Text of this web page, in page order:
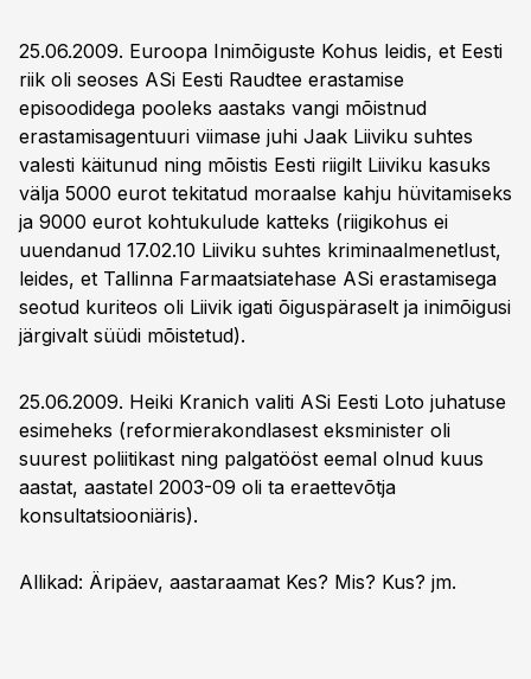
25.06.2009. Euroopa Inimõiguste Kohus leidis, et Eesti
riik oli seoses ASi Eesti Raudtee erastamise
episoodidega pooleks aastaks vangi mõistnud
erastamisagentuuri viimase juhi Jaak Liiviku suhtes
valesti käitunud ning mõistis Eesti riigilt Liiviku kasuks
välja 5000 eurot tekitatud moraalse kahju hüvitamiseks
ja 9000 eurot kohtukulude katteks (riigikohus ei
uuendanud 17.02.10 Liiviku suhtes kriminaalmenetlust,
leides, et Tallinna Farmaatsiatehase ASi erastamisega
seotud kuriteos oli Liivik igati õiguspäraselt ja inimõigusi
järgivalt süüdi mõistetud).
25.06.2009. Heiki Kranich valiti ASi Eesti Loto juhatuse
esimeheks (reformierakondlasest eksminister oli
suurest poliitikast ning palgatööst eemal olnud kuus
aastat, aastatel 2003-09 oli ta eraettevõtja
konsultatsiooniäris).
Allikad: Äripäev, aastaraamat Kes? Mis? Kus? jm.